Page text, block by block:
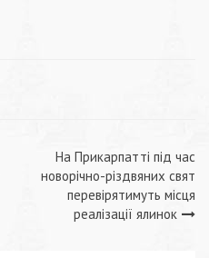
На Прикарпатті під час
новорічно-різдвяних свят
перевірятимуть місця
реалізації ялинок